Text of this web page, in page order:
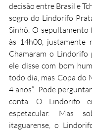
decisão entre Brasil e
sogro do Lindorifo
Sinhô. O sepultamento
às 14h00, justamente
Chamaram o
ele disse com bom
todo dia, mas Copa do
4 anos”.  Pode
conta. O Lindorifo
espetacular. Mas
itaguarense, o